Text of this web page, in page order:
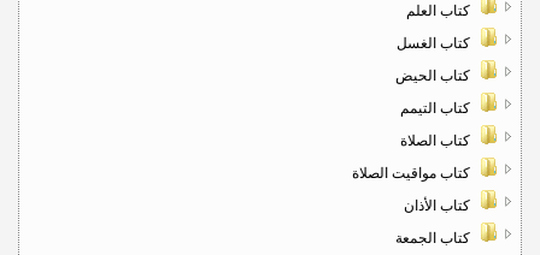
كتاب العلم
كتاب الغسل
كتاب الحيض
كتاب التيمم
كتاب الصلاة
كتاب مواقيت الصلاة
كتاب الأذان
كتاب الجمعة